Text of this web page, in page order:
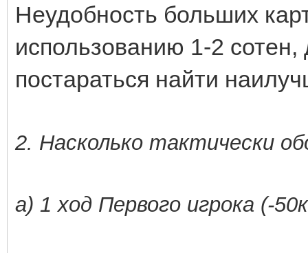
Неудобность больших
использованию 1-2
постараться найти
2. Насколько тактически
а) 1 ход Первого игрока (-